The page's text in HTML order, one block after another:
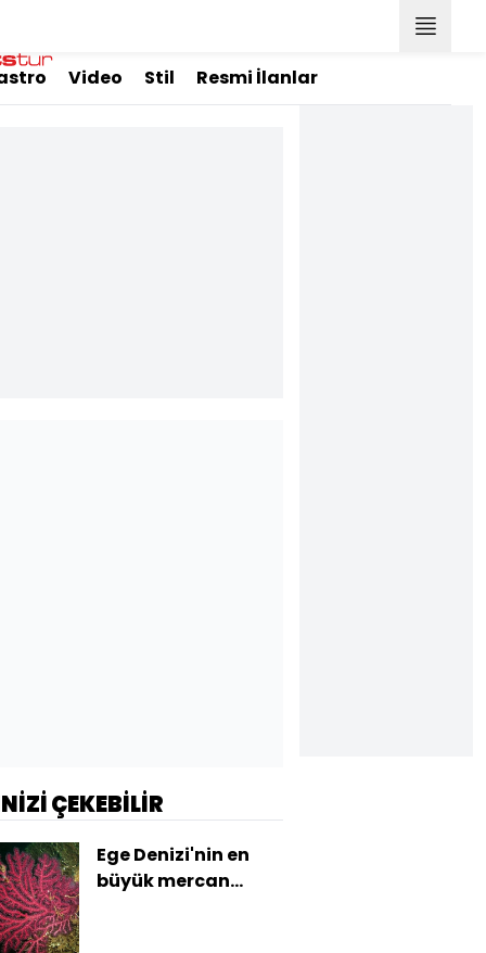
Video Stil Resmi İlanlar
ÇEKEBİLİR
Ege Denizi'nin en
büyük mercan